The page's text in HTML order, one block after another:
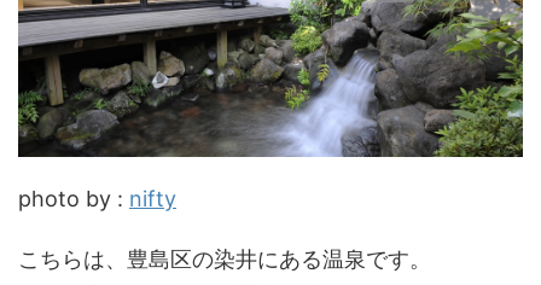
photo by : nifty
こちらは、豊島区の染井にある温泉です。